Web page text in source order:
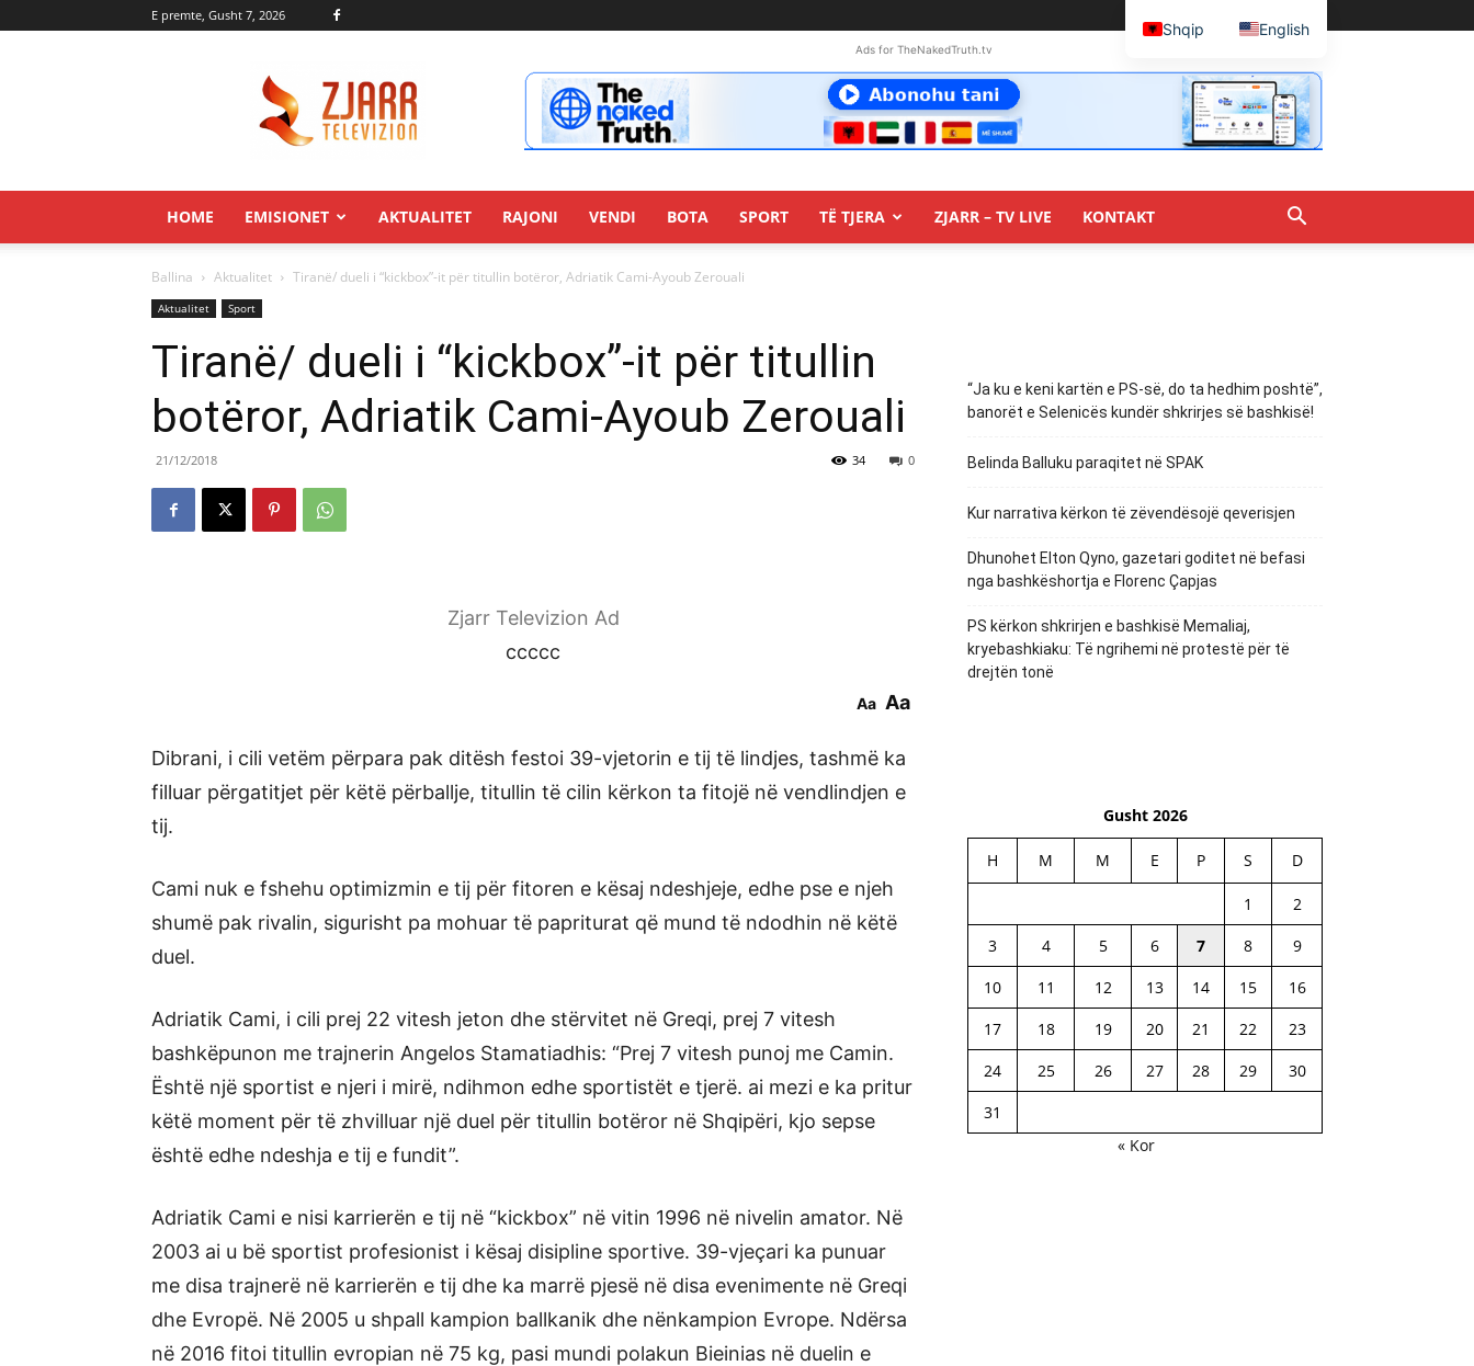
E premte, Gusht 7, 2026
Ads for TheNakedTruth.tv
HOME EMISIONET AKTUALITET RAJONI VENDI BOTA SPORT TË TJERA ZJARR – TV LIVE KONTAKT
Ballina Aktualitet Tiranë/ dueli i “kickbox”-it për titullin botëror, Adriatik Cami-Ayoub Zerouali
Aktualitet Sport
Tiranë/ dueli i “kickbox”-it për titullin
botëror, Adriatik Cami-Ayoub Zerouali
21/12/2018 0
34
Zjarr Televizion Ad
ccccc
Aa Aa
Dibrani, i cili vetëm përpara pak ditësh festoi 39-vjetorin e tij të lindjes, tashmë ka
filluar përgatitjet për këtë përballje, titullin të cilin kërkon ta fitojë në vendlindjen e
tij.
Cami nuk e fshehu optimizmin e tij për fitoren e kësaj ndeshjeje, edhe pse e njeh
shumë pak rivalin, sigurisht pa mohuar të papriturat që mund të ndodhin në këtë
duel.
Adriatik Cami, i cili prej 22 vitesh jeton dhe stërvitet në Greqi, prej 7 vitesh
bashkëpunon me trajnerin Angelos Stamatiadhis: “Prej 7 vitesh punoj me Camin.
Është një sportist e njeri i mirë, ndihmon edhe sportistët e tjerë. ai mezi e ka pritur
këtë moment për të zhvilluar një duel për titullin botëror në Shqipëri, kjo sepse
është edhe ndeshja e tij e fundit”.
Adriatik Cami e nisi karrierën e tij në “kickbox” në vitin 1996 në nivelin amator. Në
2003 ai u bë sportist profesionist i kësaj disipline sportive. 39-vjeçari ka punuar
me disa trajnerë në karrierën e tij dhe ka marrë pjesë në disa evenimente në Greqi
dhe Evropë. Në 2005 u shpall kampion ballkanik dhe nënkampion Evrope. Ndërsa
në 2016 fitoi titullin evropian në 75 kg, pasi mundi polakun Bieinias në duelin e
“Ja ku e keni kartën e PS-së, do ta hedhim poshtë”,
banorët e Selenicës kundër shkrirjes së bashkisë!
Belinda Balluku paraqitet në SPAK
Kur narrativa kërkon të zëvendësojë qeverisjen
Dhunohet Elton Qyno, gazetari goditet në befasi
nga bashkëshortja e Florenc Çapjas
PS kërkon shkrirjen e bashkisë Memaliaj,
kryebashkiaku: Të ngrihemi në protestë për të
drejtën tonë
Gusht 2026
H M M E P S D
1
2
3
4 5 6 7 8
9
10
11 12 13 14 15
16
17
18 19 20 21 22
23
24
25 26 27 28 29
30
31
« Kor
Shqip English